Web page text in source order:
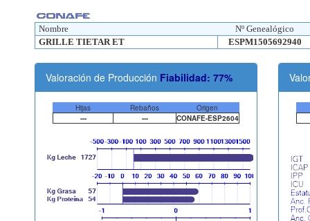
Nombre
Nº Genealógico
GRILLE TIETAR ET
ESPM1505692940
Valoración de Producción Fiabilidad: 77%
Hijas Rebaños
Origen
---
--- CONAFE-ESP2604